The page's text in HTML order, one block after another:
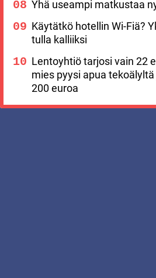
Yhä useampi matkustaa
Käytätkö hotellin Wi-Fiä?
tulla kalliiksi
Lentoyhtiö tarjosi vain 22
mies pyysi apua
200 euroa